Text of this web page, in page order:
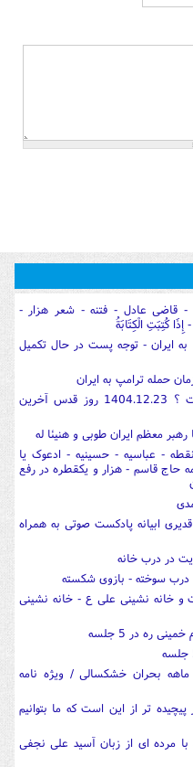
قاضی عادل - فتنه - شعر هزار -
كُتِبَتِ الْكِتَابَةُ
ایران - توجه پست در حال تکمیل
حمله ترامپ به ایران
9. چرا ترامپ به ایران حمله کرده است ؟ 1404.12.23 روز قدس آخرین
معظم ایران طوبی و هنیئا له
نقطه - عباسیه - حسینیه - ادعوک یا
حاج قاسم - هزار و یکقطره در رفع
ابیانه پادکست صوتی به همراه
در درب خانه
سوخته - بازوی شکسته
خانه نشینی علی ع - خانه نشینی
ره در 5 جلسه
بحران خشکسالی / ویژه نامه
تر از این است که ما بتوانیم
مرده ای از زبان آسید علی نجفی